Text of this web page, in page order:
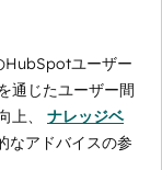
HubSpotユーザー
通じたユーザー間
上、 ナレッジベ
なアドバイスの参